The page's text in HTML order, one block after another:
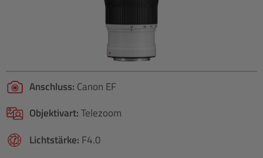
Anschluss: Canon EF
Objektivart:Telezoom
Lichtstärke: F4.0